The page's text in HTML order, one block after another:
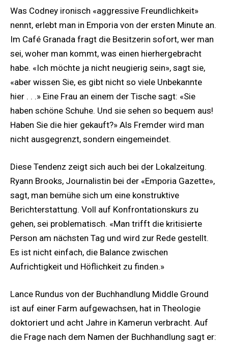
Was Codney ironisch «aggressive Freundlichkeit»
nennt, erlebt man in Emporia von der ersten Minute an.
Im Café Granada fragt die Besitzerin sofort, wer man
sei, woher man kommt, was einen hierhergebracht
habe. «Ich möchte ja nicht neugierig sein», sagt sie,
«aber wissen Sie, es gibt nicht so viele Unbekannte
hier . . .» Eine Frau an einem der Tische sagt: «Sie
haben schöne Schuhe. Und sie sehen so bequem aus!
Haben Sie die hier gekauft?» Als Fremder wird man
nicht ausgegrenzt, sondern eingemeindet.
Diese Tendenz zeigt sich auch bei der Lokalzeitung.
Ryann Brooks, Journalistin bei der «Emporia Gazette»,
sagt, man bemühe sich um eine konstruktive
Berichterstattung. Voll auf Konfrontationskurs zu
gehen, sei problematisch. «Man trifft die kritisierte
Person am nächsten Tag und wird zur Rede gestellt.
Es ist nicht einfach, die Balance zwischen
Aufrichtigkeit und Höflichkeit zu finden.»
Lance Rundus von der Buchhandlung Middle Ground
ist auf einer Farm aufgewachsen, hat in Theologie
doktoriert und acht Jahre in Kamerun verbracht. Auf
die Frage nach dem Namen der Buchhandlung sagt er: